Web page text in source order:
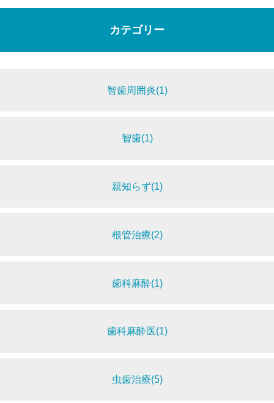
カテゴリー
智歯周囲炎(1)
智歯(1)
親知らず(1)
根管治療(2)
歯科麻酔(1)
歯科麻酔医(1)
虫歯治療(5)